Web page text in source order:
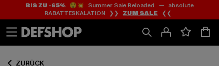
Zum
Inhalt
springen
Zum
Fußzeile
springen
BIS ZU -65%😲💥 Summer Sale Reloaded — absolute
RABATTESKALATION ❯❯ ZUM SALE ❮❮
ZURÜCK
Zum
Produktraster
springen